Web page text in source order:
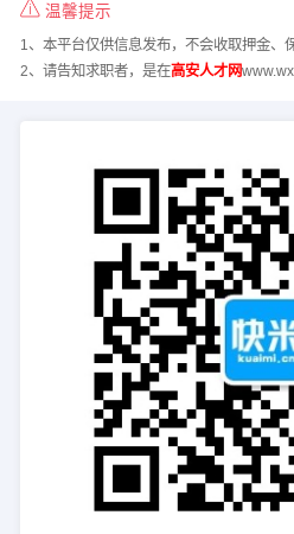
温馨提示
1、本平台仅供信息发布，不会收取押金、
2、请告知求职者，是在高安人才网